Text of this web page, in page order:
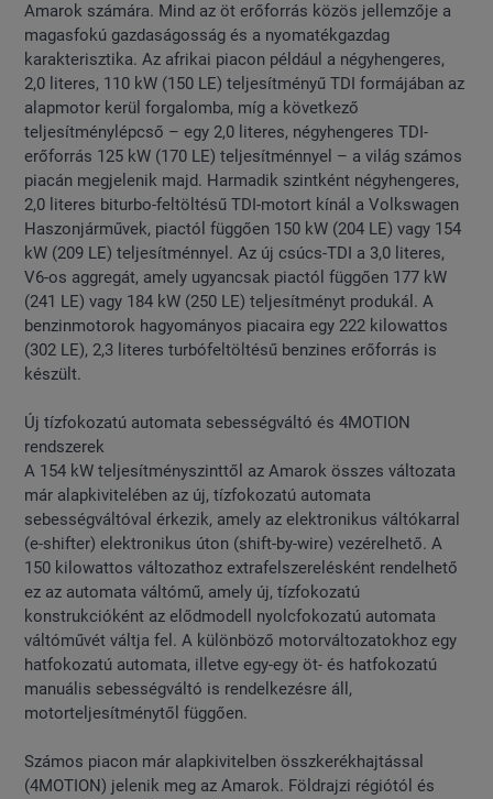
Amarok számára. Mind az öt erőforrás közös jellemzője a
magasfokú gazdaságosság és a nyomatékgazdag
karakterisztika. Az afrikai piacon például a négyhengeres,
2,0 literes, 110 kW (150 LE) teljesítményű TDI formájában az
alapmotor kerül forgalomba, míg a következő
teljesítménylépcső – egy 2,0 literes, négyhengeres TDI-
erőforrás 125 kW (170 LE) teljesítménnyel – a világ számos
piacán megjelenik majd. Harmadik szintként négyhengeres,
2,0 literes biturbo-feltöltésű TDI-motort kínál a Volkswagen
Haszonjárművek, piactól függően 150 kW (204 LE) vagy 154
kW (209 LE) teljesítménnyel. Az új csúcs-TDI a 3,0 literes,
V6-os aggregát, amely ugyancsak piactól függően 177 kW
(241 LE) vagy 184 kW (250 LE) teljesítményt produkál. A
benzinmotorok hagyományos piacaira egy 222 kilowattos
(302 LE), 2,3 literes turbófeltöltésű benzines erőforrás is
készült.
Új tízfokozatú automata sebességváltó és 4MOTION
rendszerek
A 154 kW teljesítményszinttől az Amarok összes változata
már alapkivitelében az új, tízfokozatú automata
sebességváltóval érkezik, amely az elektronikus váltókarral
(e-shifter) elektronikus úton (shift-by-wire) vezérelhető. A
150 kilowattos változathoz extrafelszerelésként rendelhető
ez az automata váltómű, amely új, tízfokozatú
konstrukcióként az elődmodell nyolcfokozatú automata
váltóművét váltja fel. A különböző motorváltozatokhoz egy
hatfokozatú automata, illetve egy-egy öt- és hatfokozatú
manuális sebességváltó is rendelkezésre áll,
motorteljesítménytől függően.
Számos piacon már alapkivitelben összkerékhajtással
(4MOTION) jelenik meg az Amarok. Földrajzi régiótól és